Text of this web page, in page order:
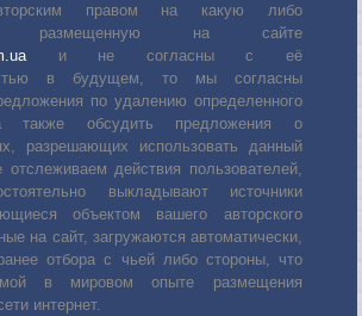
правом на какую либо
размещенную на сайте
и не согласны с её
в будущем, то мы согласны
по удалению определенного
также обсудить предложения о
разрешающих использовать данный
действия пользователей,
выкладывают источники
объектом вашего авторского
на сайт, загружаются автоматически,
отбора с чьей либо стороны, что
в мировом опыте размещения
интернет.